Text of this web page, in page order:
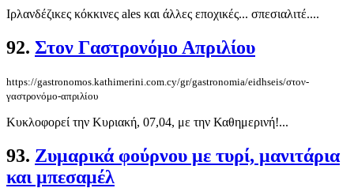
Ιρλανδέζικες κόκκινες ales και άλλες εποχικές... σπεσιαλιτέ....
92. Στον Γαστρονόμο Απριλίου
https://gastronomos.kathimerini.com.cy/gr/gastronomia/eidhseis/στον-
γαστρονόμο-απριλίου
Κυκλοφορεί την Κυριακή, 07,04, με την Καθημερινή!...
93. Ζυμαρικά φούρνου με τυρί, μανιτάρια
και μπεσαμέλ